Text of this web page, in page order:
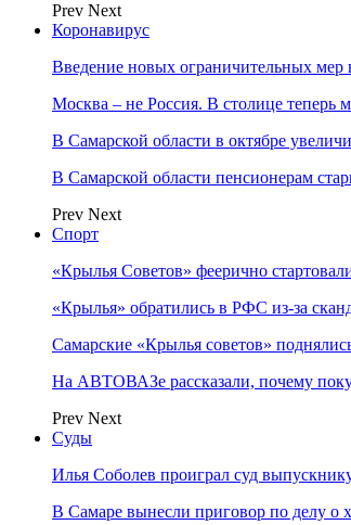
Prev Next
Коронавирус
Введение новых ограничительных мер
Москва – не Россия. В столице теперь
В Самарской области в октябре
В Самарской области пенсионерам
Prev Next
Спорт
«Крылья Советов» феерично
«Крылья» обратились в РФС из-за
Самарские «Крылья советов»
На АВТОВАЗе рассказали, почему
Prev Next
Суды
Илья Соболев проиграл суд
В Самаре вынесли приговор по делу